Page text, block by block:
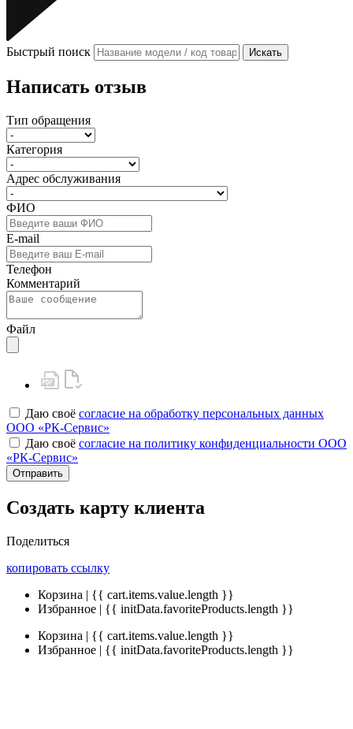
Быстрый поиск Искать
Написать отзыв
Тип обращения
Категория
Адрес обслуживания
ФИО
E-mail
Телефон
Комментарий
Файл
Даю своё согласие на обработку персональных данных
ООО «РК-Сервис»
Даю своё согласие на политику конфиденциальности ООО
«РК-Сервис»
Отправить
Создать карту клиента
Поделиться
копировать ссылку
Корзина | {{ cart.items.value.length }}
Избранное | {{ initData.favoriteProducts.length }}
Корзина | {{ cart.items.value.length }}
Избранное | {{ initData.favoriteProducts.length }}